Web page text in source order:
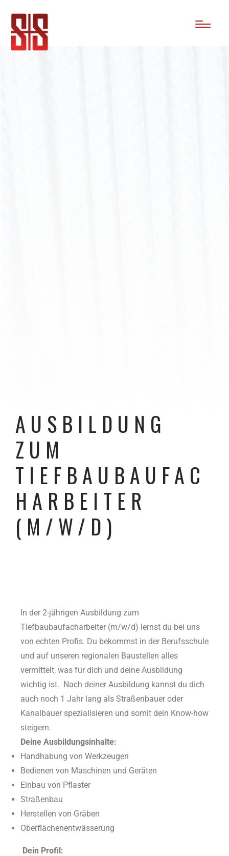
AUSBILDUNG
ZUM
TIEFBAUBAUFAC
HARBEITER
(M/W/D)
In der 2-jährigen Ausbildung zum
Tiefbaubaufacharbeiter (m/w/d) lernst du bei uns
von echten Profis. Du bekommst in der Berufsschule
und auf unseren regionalen Baustellen alles
vermittelt, was für dich und deine Ausbildung
wichtig ist. Nach deiner Ausbildung kannst du dich
auch noch 1 Jahr lang als Straßenbauer oder
Kanalbauer spezialisieren und somit dein Know-how
steigern.
Deine Ausbildungsinhalte:
Handhabung von Werkzeugen
Bedienen von Maschinen und Geräten
Einbau von Pflaster
Straßenbau
Herstellen von Gräben
Oberflächenentwässerung
Dein Profil: